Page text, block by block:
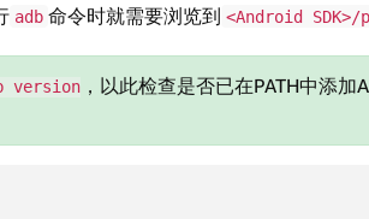
adb 命令时就需要浏览到 <Android
version ，以此检查是否已在PATH中添